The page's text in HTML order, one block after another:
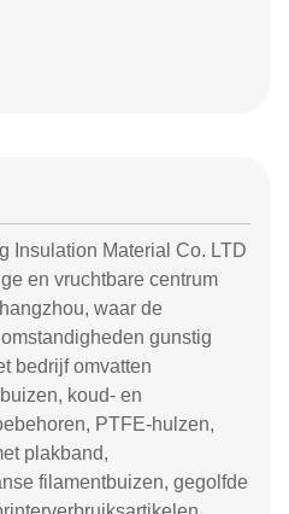
Insulation Material Co. LTD
en vruchtbare centrum
waar de
gunstig
bedrijf omvatten
koud- en
PTFE-hulzen,
plakband,
filamentbuizen, gegolfde